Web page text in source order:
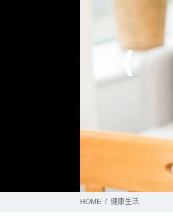
HOME 健康生活